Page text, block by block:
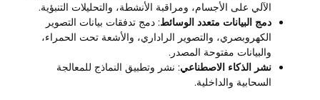
الآلي على الأجسام، ومراقبة الأنشطة، والتحليلات التنبؤية.
دمج البيانات متعدد الوسائط: دمج تدفقات بيانات التصوير
الكهروبصري، والتصوير الراداري، والأشعة تحت الحمراء،
والبيانات مفتوحة المصدر.
نشر الذكاء الاصطناعي: نشر وتطبيق النماذج للمعالجة
السحابية والداخلية.